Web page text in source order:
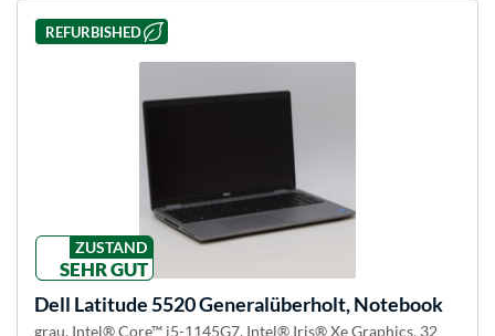
REFURBISHED
ZUSTAND
SEHR GUT
Dell Latitude 5520 Generalüberholt, Notebook
grau, Intel® Core™ i5-1145G7, Intel® Iris® Xe Graphics, 32